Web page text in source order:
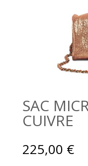
SAC
CUIVRE
225,00 €